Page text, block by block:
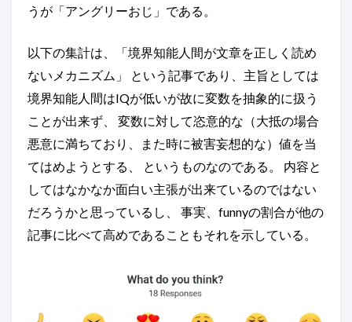
うが「アングリーおじ」である。
以下の集計は、「境界知能人間が文章を正しく読め
ないメカニズム」 という記事であり、主旨としては
境界知能人間はIQが低いが故に変数を抽象的に扱う
ことが出来ず、 変数に対して恣意的な（大抵の場合
悪意に満ちており、また時に被害妄想的な）値を当
てはめようとする、 というものなのである。 内容と
してはなかなか面白い主張が出来ているのではない
だろうかと思っているし、 事実、funnyの割合が他の
記事に比べて高めであることもそれを示している。